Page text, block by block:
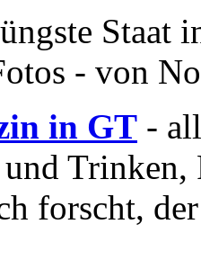
Staat
- von
in GT -
forscht,